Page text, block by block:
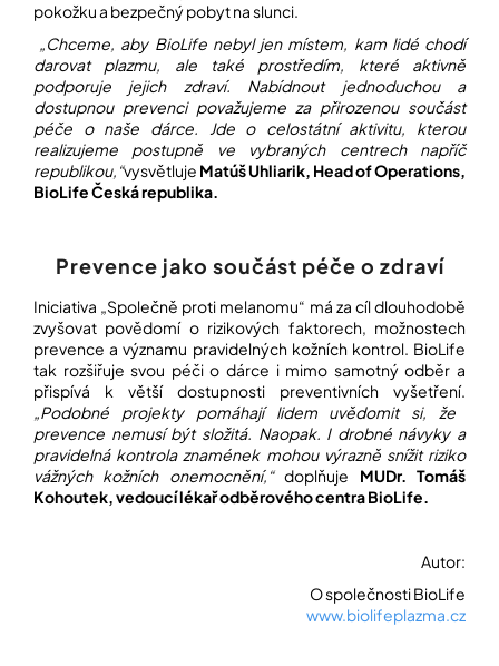
pokožku a bezpečný pobyt na slunci.
„Chceme, aby BioLife nebyl jen místem, kam lidé chodí
darovat plazmu, ale také prostředím, které aktivně
podporuje jejich zdraví. Nabídnout jednoduchou a
dostupnou prevenci považujeme za přirozenou součást
péče o naše dárce. Jde o celostátní aktivitu, kterou
realizujeme postupně ve vybraných centrech napříč
republikou,“vysvětluje Matúš Uhliarik, Head of Operations,
BioLife Česká republika.
Prevence jako součást péče o zdraví
Iniciativa „Společně proti melanomu“ má za cíl dlouhodobě
zvyšovat povědomí o rizikových faktorech, možnostech
prevence a významu pravidelných kožních kontrol. BioLife
tak rozšiřuje svou péči o dárce i mimo samotný odběr a
přispívá k větší dostupnosti preventivních vyšetření.
„Podobné projekty pomáhají lidem uvědomit si, že
prevence nemusí být složitá. Naopak. I drobné návyky a
pravidelná kontrola znamének mohou výrazně snížit riziko
vážných kožních onemocnění,“doplňuje MUDr. Tomáš
Kohoutek, vedoucí lékař odběrového centra BioLife.
Autor:
O společnosti BioLife
www.biolifeplazma.cz